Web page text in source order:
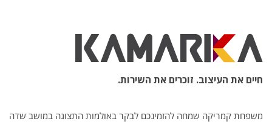
חיים את העיצוב. זוכרים את השירות.
משפחת קמריקה שמחה להזמינכם לבקר באולמות התצוגה במושב שדה